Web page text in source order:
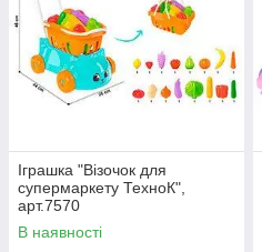
Іграшка "Візочок для
супермаркету ТехноК",
арт.7570
В наявності